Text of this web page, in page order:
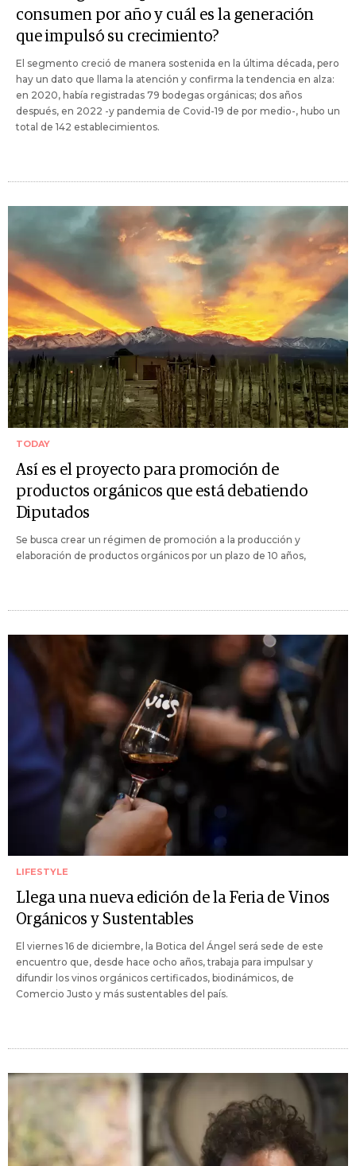
consumen por año y cuál es la generación
que impulsó su crecimiento?
El segmento creció de manera sostenida en la última década, pero
hay un dato que llama la atención y confirma la tendencia en alza:
en 2020, había registradas 79 bodegas orgánicas; dos años
después, en 2022 -y pandemia de Covid-19 de por medio-, hubo un
total de 142 establecimientos.
TODAY
Así es el proyecto para promoción de
productos orgánicos que está debatiendo
Diputados
Se busca crear un régimen de promoción a la producción y
elaboración de productos orgánicos por un plazo de 10 años,
LIFESTYLE
Llega una nueva edición de la Feria de Vinos
Orgánicos y Sustentables
El viernes 16 de diciembre, la Botica del Ángel será sede de este
encuentro que, desde hace ocho años, trabaja para impulsar y
difundir los vinos orgánicos certificados, biodinámicos, de
Comercio Justo y más sustentables del país.